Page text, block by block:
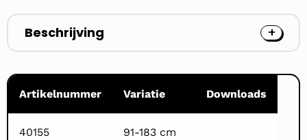
Beschrijving
Artikelnummer Variatie Downloads
40155 91-183 cm